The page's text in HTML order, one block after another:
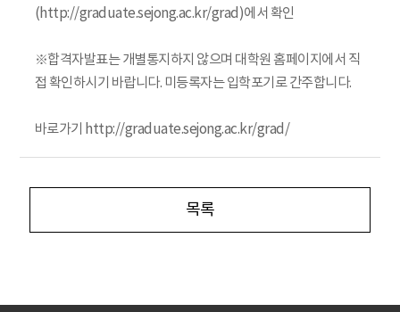
(http://graduate.sejong.ac.kr/grad)에서 확인
※합격자발표는 개별통지하지 않으며 대학원 홈페이지에서 직
접 확인하시기 바랍니다. 미등록자는 입학포기로 간주합니다.
바로가기 http://graduate.sejong.ac.kr/grad/
목록